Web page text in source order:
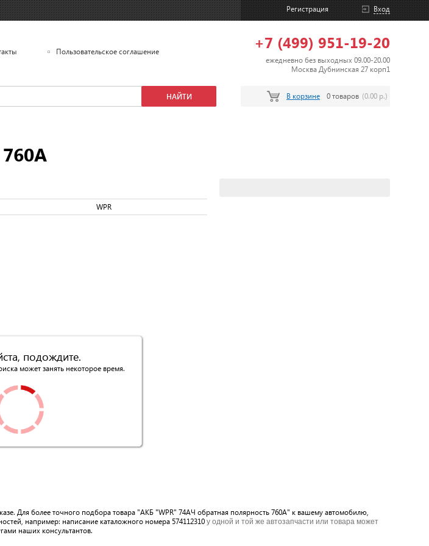
Вход
Регистрация
Пользовательское соглашение +7 (499) 951-19-20
ежедневно без выходных 09.00-20.00
Москва Дубнинская 27 корп1
В корзине 0 товаров (0.00 р.)
WPR
подождите.
может занять некоторое время.
Для более точного подбора товара "АКБ "WPR" 74АЧ обратная полярность 760А" к вашему автомобилю,
например: написание каталожного номера 574112310 у одной и той же автозапчасти или товара может
наших консультантов.